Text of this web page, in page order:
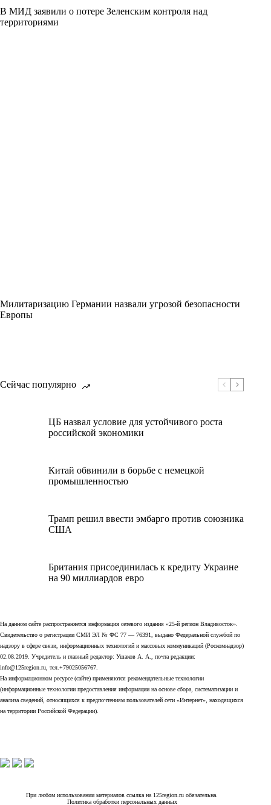
В МИД заявили о потере Зеленским контроля над
территориями
Милитаризацию Германии назвали угрозой безопасности
Европы
Сейчас популярно
ЦБ назвал условие для устойчивого роста
российской экономики
Китай обвинили в борьбе с немецкой
промышленностью
Трамп решил ввести эмбарго против союзника
США
Британия присоединилась к кредиту Украине
на 90 миллиардов евро
На данном сайте распространяется информация сетевого издания «25-й регион Владивосток».
Свидетельство о регистрации СМИ ЭЛ № ФС 77 — 76391, выдано Федеральной службой по
надзору в сфере связи, информационных технологий и массовых коммуникаций (Роскомнадзор)
02.08.2019. Учредитель и главный редактор: Ушаков А. А., почта редакции:
info@125region.ru, тел.+79025056767.
На информационном ресурсе (сайте) применяются рекомендательные технологии
(информационные технологии предоставления информации на основе сбора, систематизации и
анализа сведений, относящихся к предпочтениям пользователей сети «Интернет», находящихся
на территории Российской Федерации).
При любом использовании материалов ссылка на 125region.ru обязательна.
Политика обработки персональных данных